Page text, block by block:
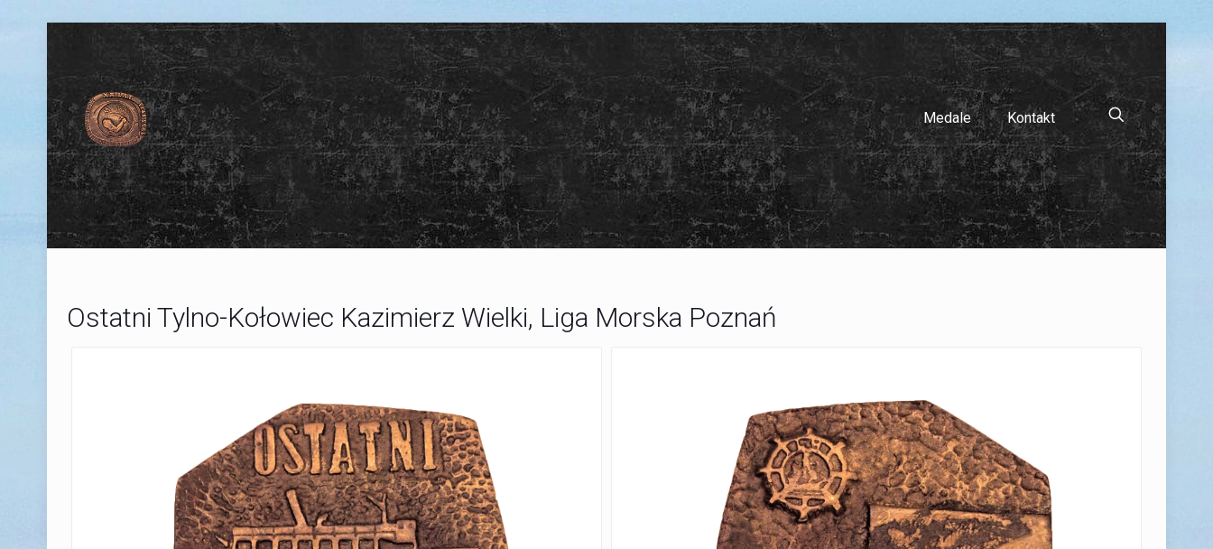
Medale Kontakt
Ostatni Tylno-Kołowiec Kazimierz Wielki, Liga Morska Poznań